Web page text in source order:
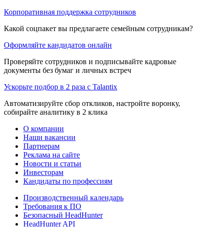
Корпоративная поддержка сотрудников
Какой соцпакет вы предлагаете семейным сотрудникам?
Оформляйте кандидатов онлайн
Проверяйте сотрудников и подписывайте кадровые
документы без бумаг и личных встреч
Ускорьте подбор в 2 раза с Talantix
Автоматизируйте сбор откликов, настройте воронку,
собирайте аналитику в 2 клика
О компании
Наши вакансии
Партнерам
Реклама на сайте
Новости и статьи
Инвесторам
Кандидаты по профессиям
Производственный календарь
Требования к ПО
Безопасный HeadHunter
HeadHunter API